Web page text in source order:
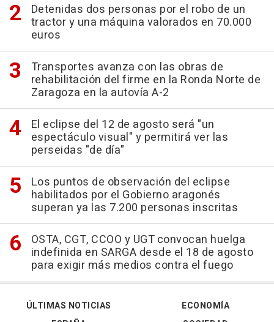
Detenidas dos personas por el robo de un
tractor y una máquina valorados en 70.000
euros
Transportes avanza con las obras de
rehabilitación del firme en la Ronda Norte de
Zaragoza en la autovía A-2
El eclipse del 12 de agosto será "un
espectáculo visual" y permitirá ver las
perseidas "de día"
Los puntos de observación del eclipse
habilitados por el Gobierno aragonés
superan ya las 7.200 personas inscritas
OSTA, CGT, CCOO y UGT convocan huelga
indefinida en SARGA desde el 18 de agosto
para exigir más medios contra el fuego
ÚLTIMAS NOTICIAS
ECONOMÍA